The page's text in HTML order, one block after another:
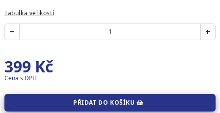
Tabulka velikostí
PŘIDAT DO KOŠÍKU
399 Kč
Cena s DPH